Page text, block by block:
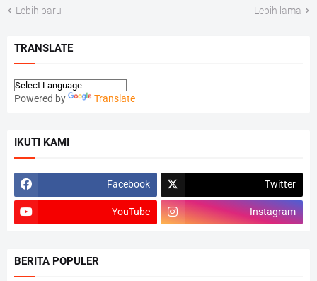
Lebih baru Lebih lama
TRANSLATE
Powered by Translate
IKUTI KAMI
Facebook Twitter
YouTube Instagram
BERITA POPULER